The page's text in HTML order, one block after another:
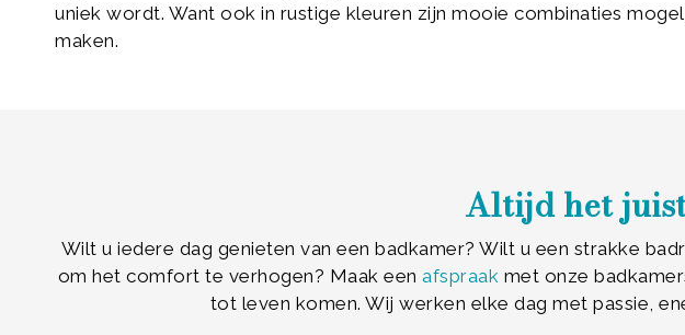
uniek wordt. Want ook in rustige kleuren zijn mooie combinaties
maken.
Altijd het
Wilt u iedere dag genieten van een badkamer? Wilt u een strakke
om het comfort te verhogen? Maak eenafspraak met onze
tot leven komen. Wij werken elke dag met passie,